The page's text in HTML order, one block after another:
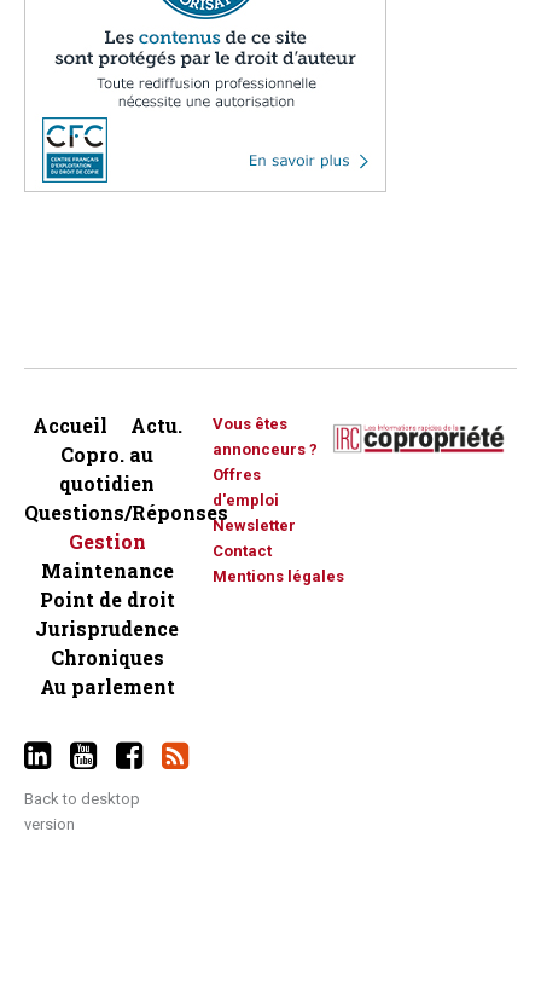
Accueil
Actu.
Copro. au
quotidien
Questions/Réponses
Gestion
Maintenance
Point de droit
Jurisprudence
Chroniques
Au parlement
Vous êtes
annonceurs ?
Offres
d'emploi
Newsletter
Contact
Mentions légales
Back to desktop
version